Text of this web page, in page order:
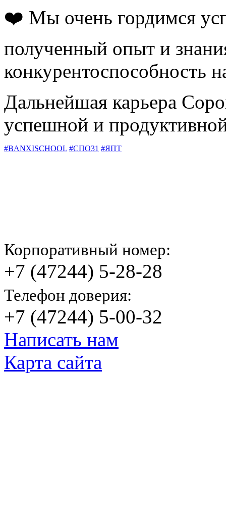
❤️ Мы очень гордимся
полученный опыт и
конкурентоспособность
Дальнейшая карьера
успешной и
#BANXISCHOOL #СПО31 #ЯПТ
Корпоративный номер:
+7 (47244) 5-28-28
Телефон доверия:
+7 (47244) 5-00-32
Написать нам
Карта сайта